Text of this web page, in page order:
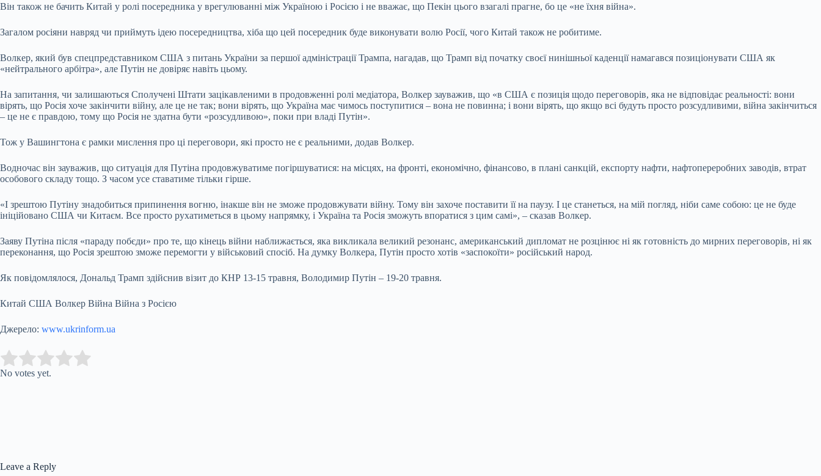
Він також не бачить Китай у ролі посередника у врегулюванні між Україною і Росією і не вважає, що Пекін цього взагалі прагне, бо це «не їхня війна».
Загалом росіяни навряд чи приймуть ідею посередництва, хіба що цей посередник буде виконувати волю Росії, чого Китай також не робитиме.
Волкер, який був спецпредставником США з питань України за першої адміністрації Трампа, нагадав, що Трамп від початку своєї нинішньої каденції намагався позиціонувати США як
«нейтрального арбітра», але Путін не довіряє навіть цьому.
На запитання, чи залишаються Сполучені Штати зацікавленими в продовженні ролі медіатора, Волкер зауважив, що «в США є позиція щодо переговорів, яка не відповідає реальності: вони
вірять, що Росія хоче закінчити війну, але це не так; вони вірять, що Україна має чимось поступитися – вона не повинна; і вони вірять, що якщо всі будуть просто розсудливими, війна закінчиться
– це не є правдою, тому що Росія не здатна бути «розсудливою», поки при владі Путін».
Тож у Вашингтона є рамки мислення про ці переговори, які просто не є реальними, додав Волкер.
Водночас він зауважив, що ситуація для Путіна продовжуватиме погіршуватися: на місцях, на фронті, економічно, фінансово, в плані санкцій, експорту нафти, нафтопереробних заводів, втрат
особового складу тощо. З часом усе ставатиме тільки гірше.
«І зрештою Путіну знадобиться припинення вогню, інакше він не зможе продовжувати війну. Тому він захоче поставити її на паузу. І це станеться, на мій погляд, ніби саме собою: це не буде
ініційовано США чи Китаєм. Все просто рухатиметься в цьому напрямку, і Україна та Росія зможуть впоратися з цим самі», – сказав Волкер.
Заяву Путіна після «параду побєди» про те, що кінець війни наближається, яка викликала великий резонанс, американський дипломат не розцінює ні як готовність до мирних переговорів, ні як
переконання, що Росія зрештою зможе перемогти у військовий спосіб. На думку Волкера, Путін просто хотів «заспокоїти» російський народ.
Як повідомлялося, Дональд Трамп здійснив візит до КНР 13-15 травня, Володимир Путін – 19-20 травня.
Китай США Волкер Війна Війна з Росією
Джерело: www.ukrinform.ua
Rate this item:
No votes yet.
Leave a Reply